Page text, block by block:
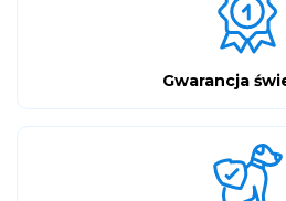
Gwarancja